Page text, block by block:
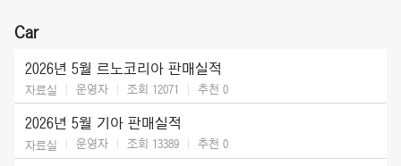
Car
2026년 5월 르노코리아 판매실적
자료실 운영자 조회 12071 추천 0
2026년 5월 기아 판매실적
자료실 운영자 조회 13389 추천 0